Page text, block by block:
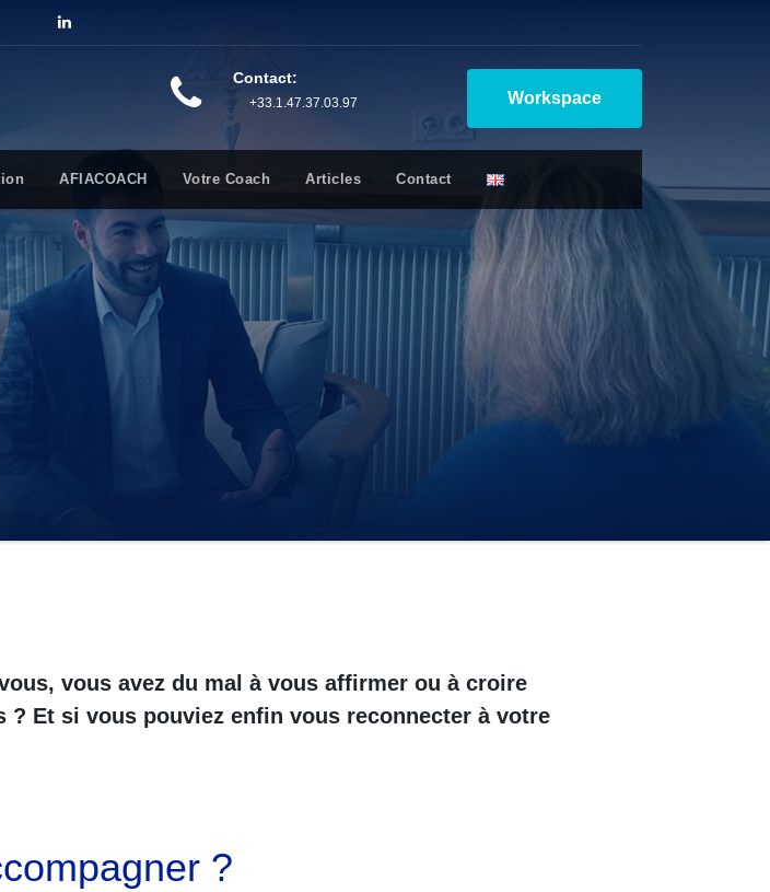
Contact:
+33.1.47.37.03.97 Workspace
AFIACOACH Votre Coach Articles Contact
vous avez du mal à vous affirmer ou à croire
? Et si vous pouviez enfin vous reconnecter à votre
?